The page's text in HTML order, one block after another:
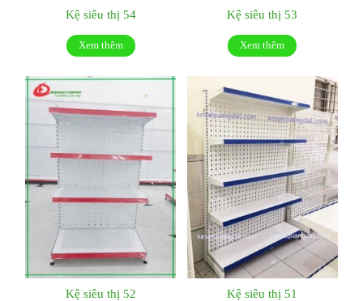
Kệ siêu thị 54
Xem thêm
Kệ siêu thị 53
Xem thêm
Kệ siêu thị 52 Kệ siêu thị 51